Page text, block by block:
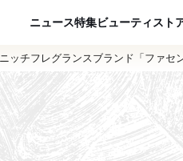
ニュース特集ビューティ スト
ッチフレグランスブランド「ファ